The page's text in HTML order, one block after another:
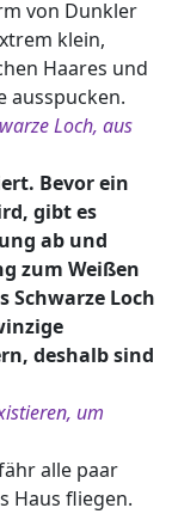
von Dunkler
klein,
Haares und
ausspucken.
Loch, aus
Bevor ein
gibt es
ab und
zum Weißen
Loch
deshalb sind
um
alle paar
Haus fliegen.